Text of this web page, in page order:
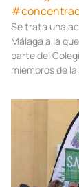
Se trata una
Málaga a la
parte del
miembros de